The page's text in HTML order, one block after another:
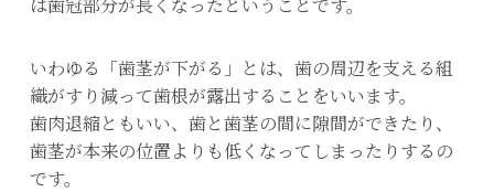
いわゆる「歯茎が下がる」とは、歯の周辺を支える組
織がすり減って歯根が露出することをいいます。
歯肉退縮ともいい、歯と歯茎の間に隙間ができたり、
歯茎が本来の位置よりも低くなってしまったりするの
です。